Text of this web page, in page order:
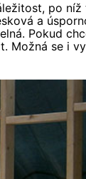
po níž
a
Pokud
Možná se i